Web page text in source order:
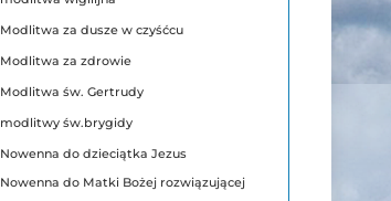
Modlitwa za dusze w czyśćcu
Modlitwa za zdrowie
Modlitwa św. Gertrudy
modlitwy św.brygidy
Nowenna do dzieciątka Jezus
Nowenna do Matki Bożej rozwiązującej